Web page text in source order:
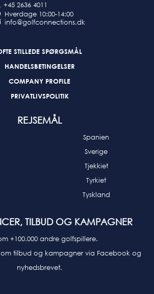
+45 2636 4011
Hverdage 10:00-14:00
info@golfconnections.dk
STILLEDE SPØRGSMÅL
HANDELSBETINGELSER
COMPANY PROFILE
PRIVATLIVSPOLITIK
REJSEMÅL
Spanien
Sverige
Tjekkiet
Tyrkiet
Tyskland
TILBUD OG KAMPAGNER
+100.000 andre golfspillere.
tilbud og kampagner via Facebook og
nyhedsbrevet.